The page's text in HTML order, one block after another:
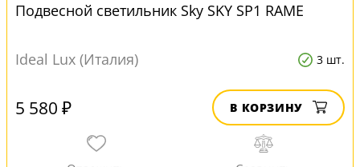
Подвесной светильник Sky SKY SP1 RAME
Ideal Lux (Италия) 3 шт.
5 580 ₽ В КОРЗИНУ